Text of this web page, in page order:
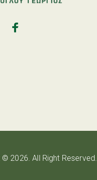
2026. All Right Reserved.